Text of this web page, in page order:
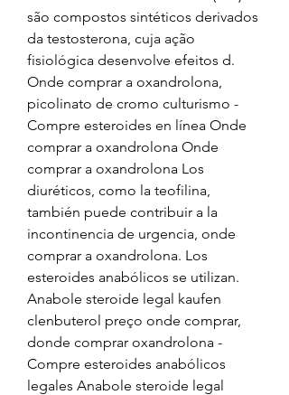
são compostos sintéticos derivados
da testosterona, cuja ação
fisiológica desenvolve efeitos d.
Onde comprar a oxandrolona,
picolinato de cromo culturismo -
Compre esteroides en línea Onde
comprar a oxandrolona Onde
comprar a oxandrolona Los
diuréticos, como la teofilina,
también puede contribuir a la
incontinencia de urgencia, onde
comprar a oxandrolona. Los
esteroides anabólicos se utilizan.
Anabole steroide legal kaufen
clenbuterol preço onde comprar,
donde comprar oxandrolona -
Compre esteroides anabólicos
legales Anabole steroide legal